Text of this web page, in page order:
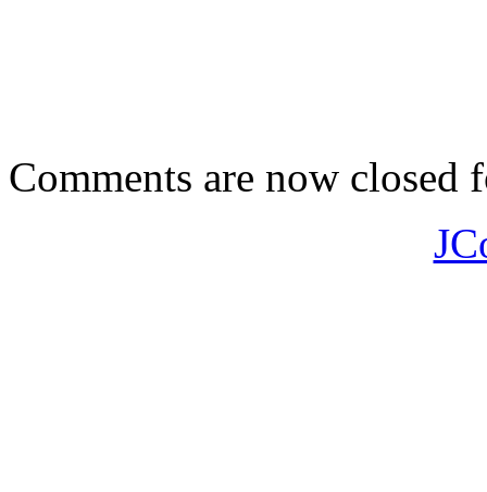
Comments are now closed